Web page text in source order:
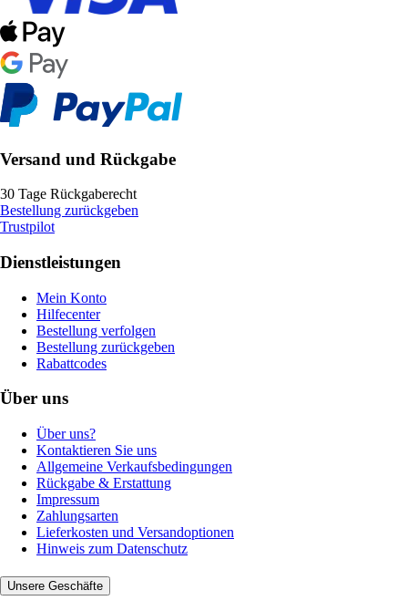
Versand und Rückgabe
30 Tage Rückgaberecht
Bestellung zurückgeben
Trustpilot
Dienstleistungen
Mein Konto
Hilfecenter
Bestellung verfolgen
Bestellung zurückgeben
Rabattcodes
Über uns
Über uns?
Kontaktieren Sie uns
Allgemeine Verkaufsbedingungen
Rückgabe & Erstattung
Impressum
Zahlungsarten
Lieferkosten und Versandoptionen
Hinweis zum Datenschutz
Unsere Geschäfte